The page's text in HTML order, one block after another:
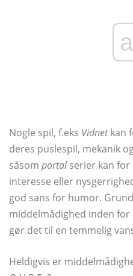
Nogle spil, f.eks Vidnetkan
deres puslespil, mekanik
såsom portalserier kan for
interesse eller
god sans for humor.
middelmådighed inden
gør det til en temmelig
Heldigvis er